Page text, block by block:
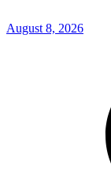
August 8, 2026